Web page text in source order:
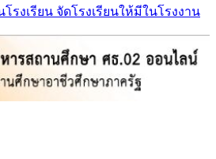
รงเรียน จัดโรงเรียนให้มีในโรงงาน